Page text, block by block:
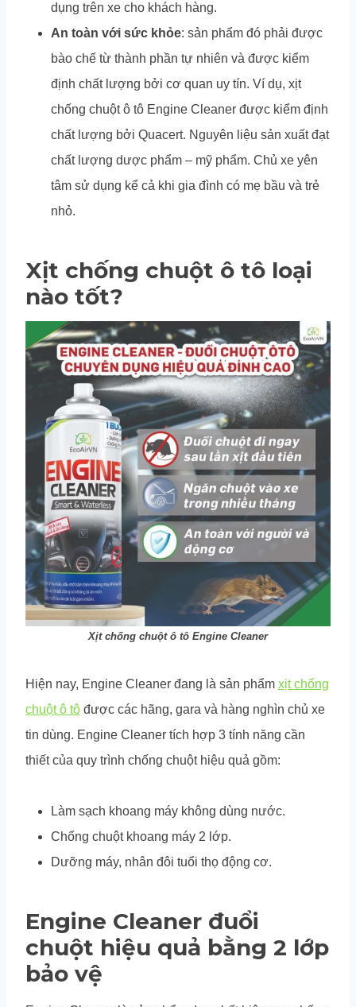
dụng trên xe cho khách hàng.
An toàn với sức khỏe: sản phẩm đó phải được
bào chế từ thành phần tự nhiên và được kiểm
định chất lượng bởi cơ quan uy tín. Ví dụ, xịt
chống chuột ô tô Engine Cleaner được kiểm định
chất lượng bởi Quacert. Nguyên liệu sản xuất đạt
chất lượng dược phẩm – mỹ phẩm. Chủ xe yên
tâm sử dụng kể cả khi gia đình có mẹ bầu và trẻ
nhỏ.
Xịt chống chuột ô tô loại
nào tốt?
Xịt chống chuột ô tô Engine Cleaner
Hiện nay, Engine Cleaner đang là sản phẩm xịt chống
chuột ô tô được các hãng, gara và hàng nghìn chủ xe
tin dùng. Engine Cleaner tích hợp 3 tính năng cần
thiết của quy trình chống chuột hiệu quả gồm:
Làm sạch khoang máy không dùng nước.
Chống chuột khoang máy 2 lớp.
Dưỡng máy, nhân đôi tuổi thọ động cơ.
Engine Cleaner đuổi
chuột hiệu quả bằng 2 lớp
bảo vệ